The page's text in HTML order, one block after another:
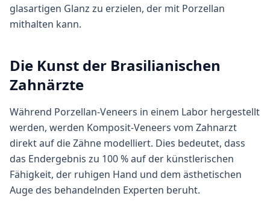
glasartigen Glanz zu erzielen, der mit Porzellan
mithalten kann.
Die Kunst der Brasilianischen
Zahnärzte
Während Porzellan-Veneers in einem Labor hergestellt
werden, werden Komposit-Veneers vom Zahnarzt
direkt auf die Zähne modelliert. Dies bedeutet, dass
das Endergebnis zu 100 % auf der künstlerischen
Fähigkeit, der ruhigen Hand und dem ästhetischen
Auge des behandelnden Experten beruht.